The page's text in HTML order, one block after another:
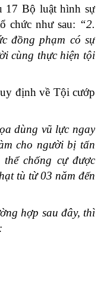
17 Bộ luật hình sự
chức như sau: “2.
đồng phạm có sự
cùng thực hiện tội
định về Tội cướp
dùng vũ lực ngay
cho người bị tấn
chống cự được
tù từ 03 năm đến
hợp sau đây, thì